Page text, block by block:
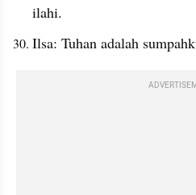
ilahi.
Ilsa: Tuhan adalah